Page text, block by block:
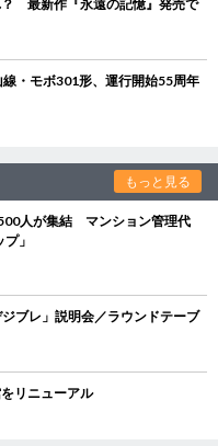
最新作『永遠の記憶』発売で
・モボ301形、運行開始55周年
もっと見る
人が集結 マンション管理代
」
ブレ」説明会／ラウンドテーブ
リニューアル